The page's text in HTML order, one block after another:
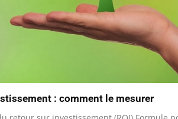
: comment le mesurer